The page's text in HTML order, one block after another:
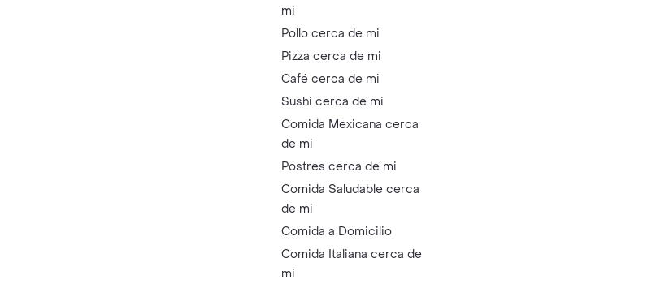
mi
Pollo cerca de mi
Pizza cerca de mi
Café cerca de mi
Sushi cerca de mi
Comida Mexicana cerca
de mi
Postres cerca de mi
Comida Saludable cerca
de mi
Comida a Domicilio
Comida Italiana cerca de
mi